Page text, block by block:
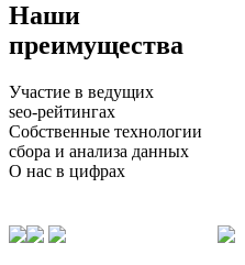
Наши
преимущества
Участие в ведущих
seo-рейтингах
Собственные технологии
сбора и анализа данных
О нас в цифрах